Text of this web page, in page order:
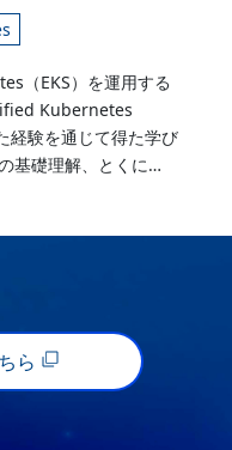
（EKS）を運用する
Kubernetes
験を通じて得た学び
基礎理解、とくに…
ら